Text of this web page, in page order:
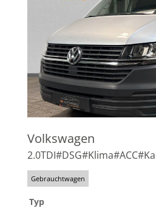
Volkswagen
Gebrauchtwagen
Typ